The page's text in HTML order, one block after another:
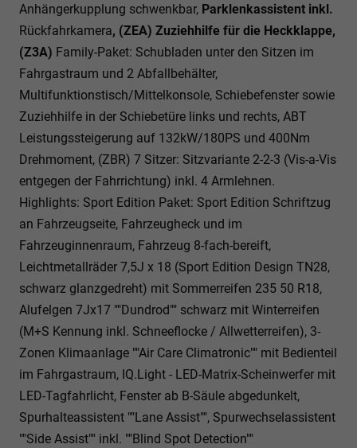
Anhängerkupplung schwenkbar, Parklenkassistent inkl.
Rückfahrkamera, (ZEA) Zuziehhilfe für die Heckklappe,
(Z3A) Family-Paket: Schubladen unter den Sitzen im
Fahrgastraum und 2 Abfallbehälter,
Multifunktionstisch/Mittelkonsole, Schiebefenster sowie
Zuziehhilfe in der Schiebetüre links und rechts, ABT
Leistungssteigerung auf 132kW/180PS und 400Nm
Drehmoment, (ZBR) 7 Sitzer: Sitzvariante 2-2-3 (Vis-a-Vis
entgegen der Fahrrichtung) inkl. 4 Armlehnen.
Highlights: Sport Edition Paket: Sport Edition Schriftzug
an Fahrzeugseite, Fahrzeugheck und im
Fahrzeuginnenraum, Fahrzeug 8-fach-bereift,
Leichtmetallräder 7,5J x 18 (Sport Edition Design TN28,
schwarz glanzgedreht) mit Sommerreifen 235 50 R18,
Alufelgen 7Jx17 ""Dundrod"" schwarz mit Winterreifen
(M+S Kennung inkl. Schneeflocke / Allwetterreifen), 3-
Zonen Klimaanlage ""Air Care Climatronic"" mit Bedienteil
im Fahrgastraum, IQ.Light - LED-Matrix-Scheinwerfer mit
LED-Tagfahrlicht, Fenster ab B-Säule abgedunkelt,
Spurhalteassistent ""Lane Assist"", Spurwechselassistent
""Side Assist"" inkl. ""Blind Spot Detection""